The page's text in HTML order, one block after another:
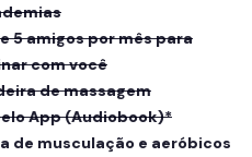
5 amigos por mês para
com você
de massagem
App (Audiobook)*
de musculação e aeróbicos